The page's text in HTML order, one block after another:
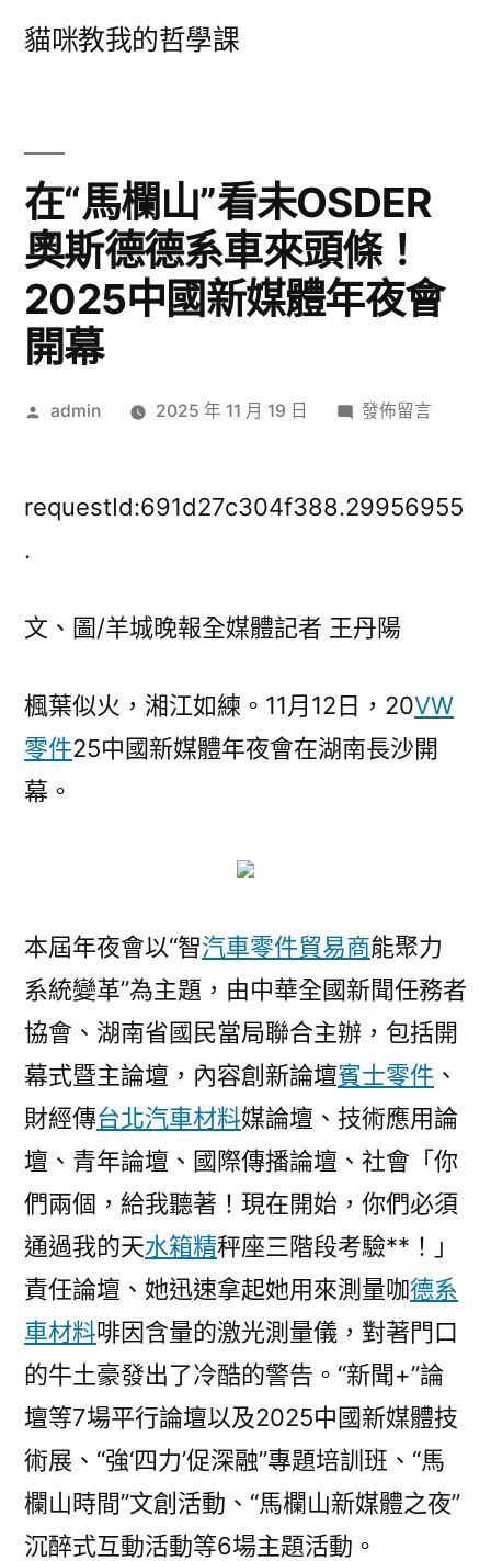
貓咪教我的哲學課
在“馬欄山”看未OSDER
奧斯德德系車來頭條！
2025中國新媒體年夜會
開幕
作
admin 2025 年 11 月 19 日
在
欄
OSDER
德
德
2025
中
國
新
體
年
夜
會
開
幕〉
發佈留言
requestId:691d27c304f388.29956955
.
文、圖/羊城晚報全媒體記者 王丹陽
楓葉似火，湘江如練。11月12日，20VW
零件25中國新媒體年夜會在湖南長沙開
幕。
本屆年夜會以“智汽車零件貿易商能聚力
系統變革”為主題，由中華全國新聞任務者
協會、湖南省國民當局聯合主辦，包括開
幕式暨主論壇，內容創新論壇賓士零件 、
財經傳台北汽車材料媒論壇、技術應用論
壇、青年論壇、國際傳播論壇、社會「你
們兩個，給我聽著！現在開始，你們必須
通過我的天水箱精秤座三階段考驗**！」
責任論壇、她迅速拿起她用來測量咖德系
車材料啡因含量的激光測量儀，對著門口
的牛土豪發出了冷酷的警告。“新聞+”論
壇等7場平行論壇以及2025中國新媒體技
術展、“強‘四力’促深融”專題培訓班、“馬
欄山時間”文創活動、“馬欄山新媒體之夜”
沉醉式互動活動等6場主題活動。